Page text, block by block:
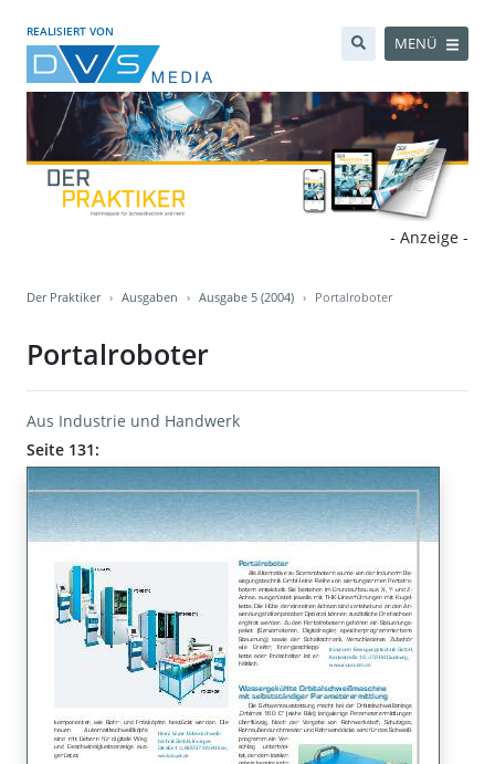
REALISIERT VON
MENÜ
- Anzeige -
Der Praktiker Ausgaben Ausgabe 5 (2004) Portalroboter
Portalroboter
Aus Industrie und Handwerk
Seite 131: